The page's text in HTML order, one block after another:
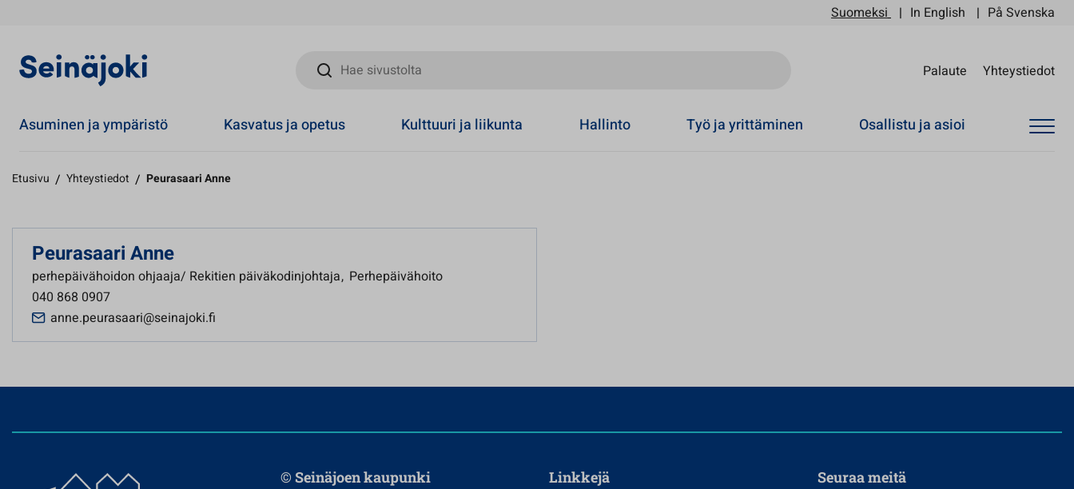
Suomeksi In English På Svenska
Hae sivustolta
Palaute Yhteystiedot
Asuminen ja ympäristö Kasvatus ja opetus Kulttuuri ja liikunta Hallinto Työ ja yrittäminen Osallistu ja asioi
Etusivu / Yhteystiedot / Peurasaari Anne
Peurasaari Anne
perhepäivähoidon ohjaaja/ Rekitien päiväkodinjohtaja, Perhepäivähoito
040 868 0907
anne.peurasaari@seinajoki.fi
© Seinäjoen kaupunki
Linkkejä
Seuraa meitä